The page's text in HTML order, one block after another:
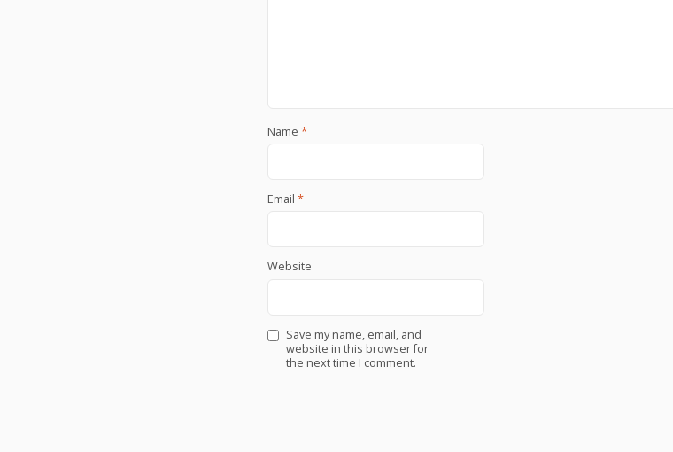
Name *
Email *
Website
Save my name, email, and
website in this browser for
the next time I comment.